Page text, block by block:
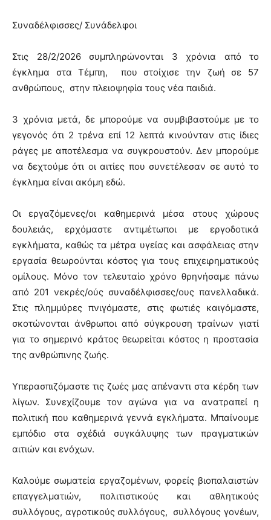
Συναδέλφισσες/ Συνάδελφοι
Στις 28/2/2026 συμπληρώνονται 3 χρόνια από το
έγκλημα στα Τέμπη, που στοίχισε την ζωή σε 57
ανθρώπους, στην πλειοψηφία τους νέα παιδιά.
3 χρόνια μετά, δε μπορούμε να συμβιβαστούμε με το
γεγονός ότι 2 τρένα επί 12 λεπτά κινούνταν στις ίδιες
ράγες με αποτέλεσμα να συγκρουστούν. Δεν μπορούμε
να δεχτούμε ότι οι αιτίες που συνετέλεσαν σε αυτό το
έγκλημα είναι ακόμη εδώ.
Οι εργαζόμενες/οι καθημερινά μέσα στους χώρους
δουλειάς, ερχόμαστε αντιμέτωποι με εργοδοτικά
εγκλήματα, καθώς τα μέτρα υγείας και ασφάλειας στην
εργασία θεωρούνται κόστος για τους επιχειρηματικούς
ομίλους. Μόνο τον τελευταίο χρόνο θρηνήσαμε πάνω
από 201 νεκρές/ούς συναδέλφισσες/ους πανελλαδικά.
Στις πλημμύρες πνιγόμαστε, στις φωτιές καιγόμαστε,
σκοτώνονται άνθρωποι από σύγκρουση τραίνων γιατί
για το σημερινό κράτος θεωρείται κόστος η προστασία
της ανθρώπινης ζωής.
Υπερασπιζόμαστε τις ζωές μας απέναντι στα κέρδη των
λίγων. Συνεχίζουμε τον αγώνα για να ανατραπεί η
πολιτική που καθημερινά γεννά εγκλήματα. Μπαίνουμε
εμπόδιο στα σχέδιά συγκάλυψης των πραγματικών
αιτιών και ενόχων.
Καλούμε σωματεία εργαζομένων, φορείς βιοπαλαιστών
επαγγελματιών, πολιτιστικούς και αθλητικούς
συλλόγους, αγροτικούς συλλόγους, συλλόγους γονέων,